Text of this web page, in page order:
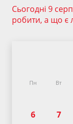
Сьогодні 9
робити, а що є
Пн Вт
6
7